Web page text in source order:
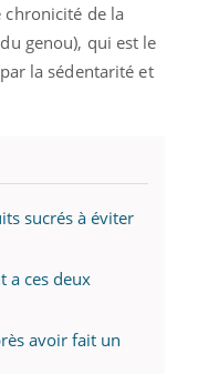
chronicité de la
genou), qui est le
la sédentarité et
sucrés à éviter
a ces deux
avoir fait un